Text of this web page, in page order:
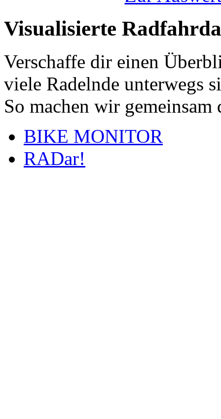
Visualisierte
Verschaffe dir einen
viele Radelnde unterwegs
So machen wir
BIKE MONITOR
RADar!